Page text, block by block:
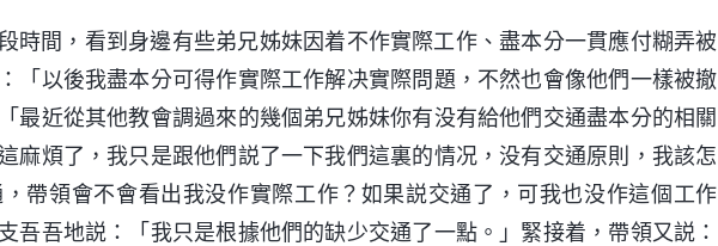
時間，看到身邊有些弟兄姊妹因着不作實際工作、盡本分一貫應付糊弄被
「以後我盡本分可得作實際工作解决實際問題，不然也會像他們一樣被撤
最近從其他教會調過來的幾個弟兄姊妹你有没有給他們交通盡本分的相關
麻煩了，我只是跟他們説了一下我們這裏的情况，没有交通原則，我該怎
帶領會不會看出我没作實際工作？如果説交通了，可我也没作這個工作
吾吾地説：「我只是根據他們的缺少交通了一點。」緊接着，帶領又説：